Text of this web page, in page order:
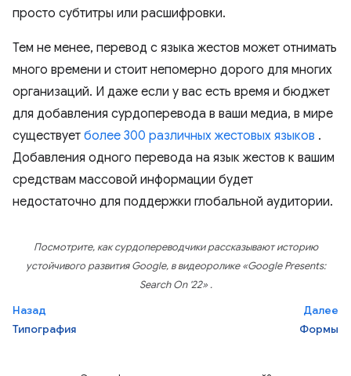
просто субтитры или расшифровки.
Тем не менее, перевод с языка жестов может отнимать
много времени и стоит непомерно дорого для многих
организаций. И даже если у вас есть время и бюджет
для добавления сурдоперевода в ваши медиа, в мире
существует более 300 различных жестовых языков .
Добавления одного перевода на язык жестов к вашим
средствам массовой информации будет
недостаточно для поддержки глобальной аудитории.
Посмотрите, как сурдопереводчики рассказывают историю
устойчивого развития Google, в видеоролике«Google Presents:
Search On '22».
Назад
Типография
Далее
Формы